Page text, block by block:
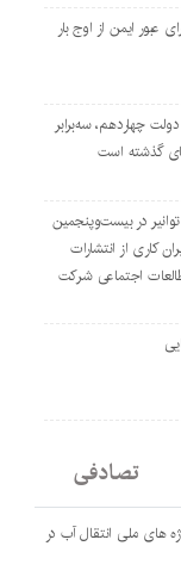
عبور ایمن از اوج بار
چهاردهم، سه‌برابر
گذشته است
در بیست‌وپنجمین
کاری از انتشارات
اجتماعی شرکت
تصادفی
های ملی انتقال آب در